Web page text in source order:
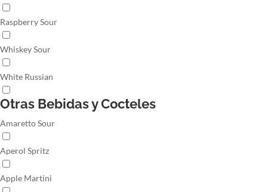
Raspberry Sour
Whiskey Sour
White Russian
Otras Bebidas y Cocteles
Amaretto Sour
Aperol Spritz
Apple Martini